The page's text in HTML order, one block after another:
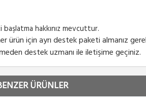
hakkınız mevcuttur.
için ayrı destek paketi almanız
destek uzmanı ile iletişime geçiniz.
ÜRÜNLER